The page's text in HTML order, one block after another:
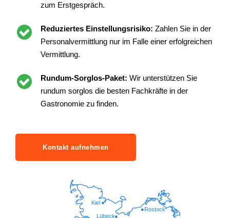
zum Erstgespräch.
Reduziertes Einstellungsrisiko: Zahlen Sie in der
Personalvermittlung nur im Falle einer erfolgreichen
Vermittlung.
Rundum-Sorglos-Paket: Wir unterstützen Sie
rundum sorglos die besten Fachkräfte in der
Gastronomie zu finden.
Kontakt aufnehmen
Lübeck
Rostock
Kiel